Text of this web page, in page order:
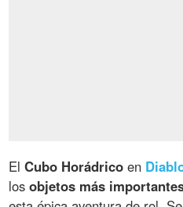
ElCubo Horádrico en
losobjetos más